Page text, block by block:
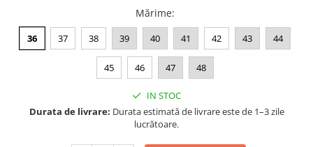
Mărime:
36 37 38 39 40 41 42 43 44
45 46 47 48
IN STOC
Durata de livrare: Durata estimată de livrare este de 1–3 zile
lucrătoare.